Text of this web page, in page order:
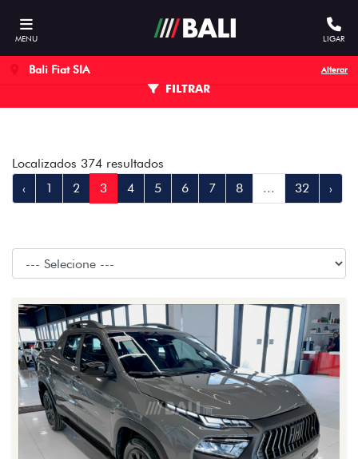
MENU LIGAR
Bali Fiat SIA Alterar
Localizados 374 resultados
‹
1 2 3 4 5 6 7 8 ... 32 ›
FILTRAR